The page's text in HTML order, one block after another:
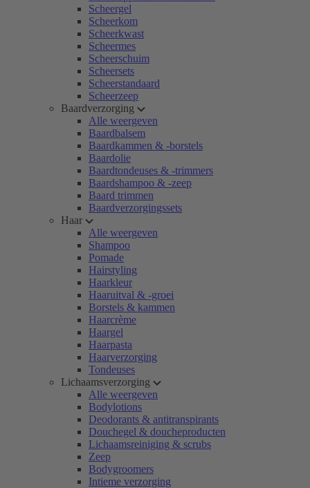
Scheergel
Scheerkom
Scheerkwast
Scheermes
Scheerschuim
Scheersets
Scheerstandaard
Scheerzeep
Baardverzorging
Alle weergeven
Baardbalsem
Baardkammen & -borstels
Baardolie
Baardtondeuses & -trimmers
Baardshampoo & -zeep
Baard trimmen
Baardverzorgingssets
Haar
Alle weergeven
Shampoo
Pomade
Hairstyling
Haarkleur
Haaruitval & -groei
Borstels & kammen
Haarcrème
Haargel
Haarpasta
Haarverzorging
Tondeuses
Lichaamsverzorging
Alle weergeven
Bodylotions
Deodorants & antitranspirants
Douchegel & doucheproducten
Lichaamsreiniging & scrubs
Zeep
Bodygroomers
Intieme verzorging